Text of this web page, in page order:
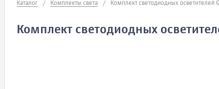
Каталог / Комплекты света / Комплект светодиодных осветителей
Комплект светодиодных